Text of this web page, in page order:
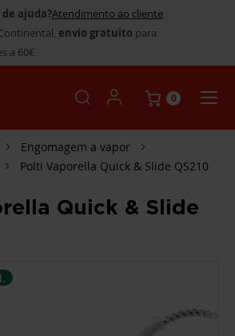
de ajuda?Atendimento ao cliente
envio gratuito para
a 60€
0
Engomagem a vapor
Polti Vaporella Quick & Slide QS210
Quick & Slide